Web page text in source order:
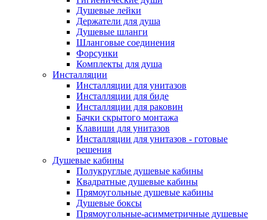
Душевые лейки
Держатели для душа
Душевые шланги
Шланговые соединения
Форсунки
Комплекты для душа
Инсталляции
Инсталляции для унитазов
Инсталляции для биде
Инсталляции для раковин
Бачки скрытого монтажа
Клавиши для унитазов
Инсталляции для унитазов - готовые
решения
Душевые кабины
Полукруглые душевые кабины
Квадратные душевые кабины
Прямоугольные душевые кабины
Душевые боксы
Прямоугольные-асимметричные душевые